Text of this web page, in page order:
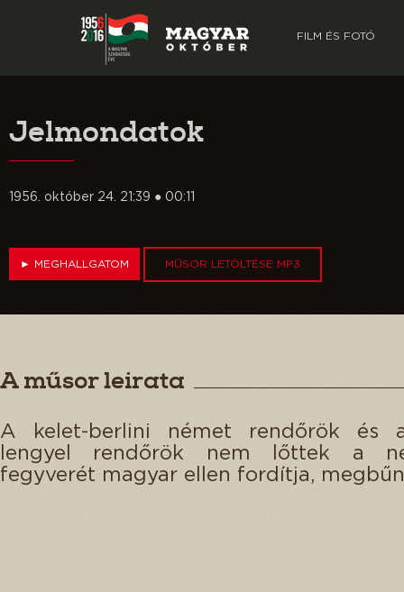
FILM ÉS FOTÓ
Jelmondatok
1956. október 24. 21:39 ● 00:11
► MEGHALLGATOM MŰSOR LETÖLTÉSE MP3
A műsor leirata
A kelet-berlini német rendőrök és
lengyel rendőrök nem lőttek a
fegyverét magyar ellen fordítja,